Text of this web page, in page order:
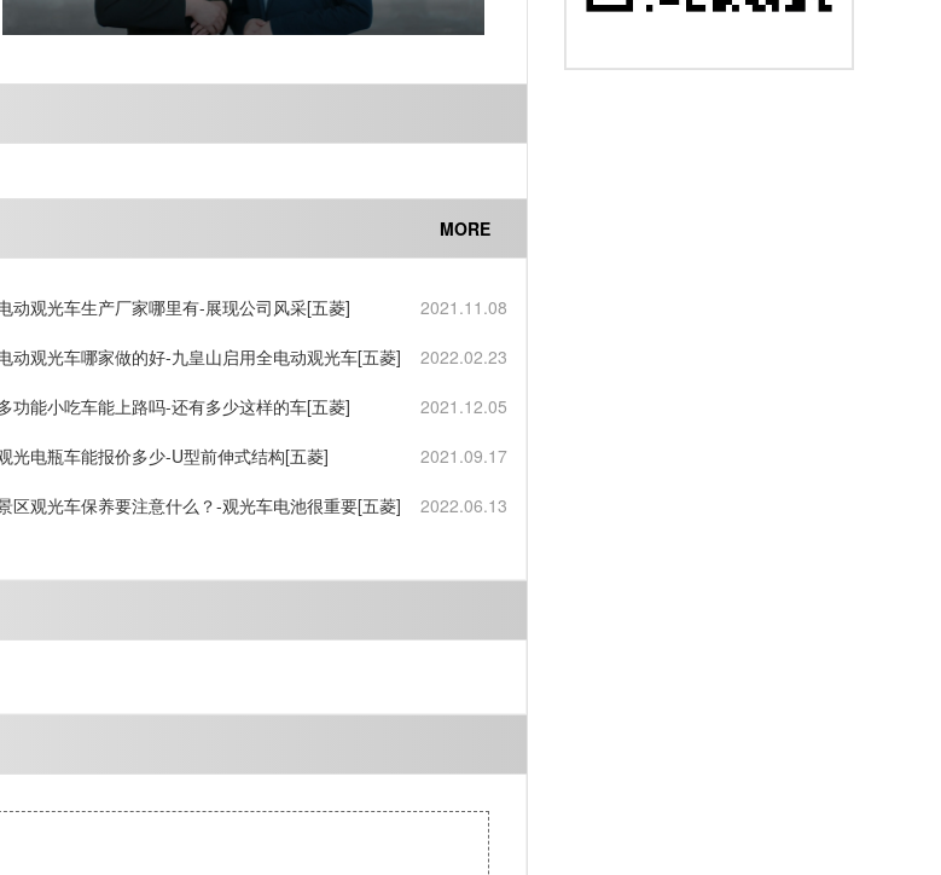
MORE
动观光车生产厂家哪里有-展现公司风采[五菱] 2021.11.08
动观光车哪家做的好-九皇山启用全电动观光车[五菱] 2022.02.23
功能小吃车能上路吗-还有多少这样的车[五菱] 2021.12.05
光电瓶车能报价多少-U型前伸式结构[五菱] 2021.09.17
区观光车保养要注意什么？-观光车电池很重要[五菱] 2022.06.13